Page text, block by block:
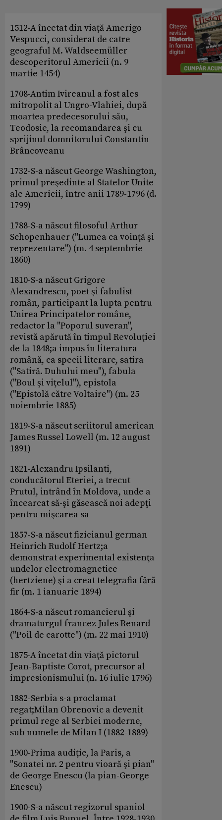
1512-A încetat din viaţă Amerigo
Vespucci, considerat de catre
geograful M. Waldseemüller
descoperitorul Americii (n. 9
martie 1454)
1708-Antim Ivireanul a fost ales
mitropolit al Ungro-Vlahiei, după
moartea predecesorului său,
Teodosie, la recomandarea şi cu
sprijinul domnitorului Constantin
Brâncoveanu
1732-S-a născut George Washington,
primul preşedinte al Statelor Unite
ale Americii, între anii 1789-1796 (d.
1799)
1788-S-a născut filosoful Arthur
Schopenhauer ("Lumea ca voinţă şi
reprezentare") (m. 4 septembrie
1860)
1810-S-a născut Grigore
Alexandrescu, poet şi fabulist
român, participant la lupta pentru
Unirea Principatelor române,
redactor la "Poporul suveran",
revistă apărută în timpul Revoluţiei
de la 1848;a impus în literatura
română, ca specii literare, satira
("Satiră. Duhului meu"), fabula
("Boul şi viţelul"), epistola
("Epistolă către Voltaire") (m. 25
noiembrie 1885)
1819-S-a născut scriitorul american
James Russel Lowell (m. 12 august
1891)
1821-Alexandru Ipsilanti,
conducătorul Eteriei, a trecut
Prutul, intrând în Moldova, unde a
încearcat să-şi găsească noi adepţi
pentru mişcarea sa
1857-S-a născut fizicianul german
Heinrich Rudolf Hertz;a
demonstrat experimental existenţa
undelor electromagnetice
(hertziene) şi a creat telegrafia fără
fir (m. 1 ianuarie 1894)
1864-S-a născut romancierul şi
dramaturgul francez Jules Renard
("Poil de carotte") (m. 22 mai 1910)
1875-A încetat din viaţă pictorul
Jean-Baptiste Corot, precursor al
impresionismului (n. 16 iulie 1796)
1882-Serbia s-a proclamat
regat;Milan Obrenovic a devenit
primul rege al Serbiei moderne,
sub numele de Milan I (1882-1889)
1900-Prima audiţie, la Paris, a
"Sonatei nr. 2 pentru vioară şi pian"
de George Enescu (la pian-George
Enescu)
1900-S-a născut regizorul spaniol